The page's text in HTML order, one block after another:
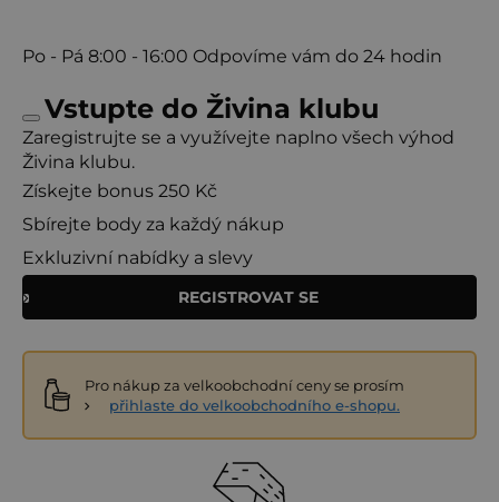
Po - Pá 8:00 - 16:00 Odpovíme vám do 24 hodin
Vstupte do Živina klubu
Zaregistrujte se a využívejte naplno všech výhod
Živina klubu.
Získejte bonus 250 Kč
Sbírejte body za každý nákup
Exkluzivní nabídky a slevy
REGISTROVAT SE
Pro nákup za velkoobchodní ceny se prosím
přihlaste do velkoobchodního e-shopu.